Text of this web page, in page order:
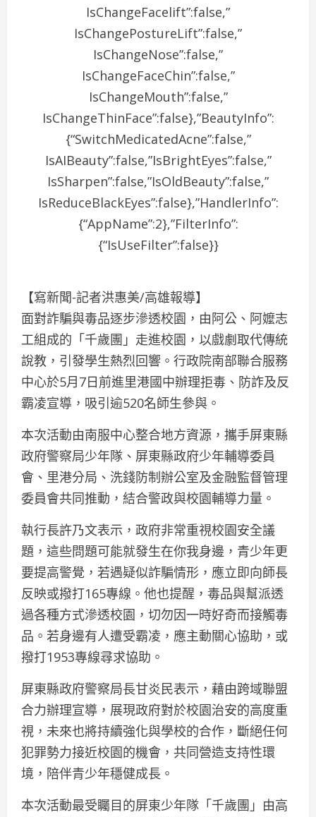
IsChangeFacelift”:false,”
IsChangePostureLift”:false,”
IsChangeNose”:false,”
IsChangeFaceChin”:false,”
IsChangeMouth”:false,”
IsChangeThinFace”:false},”BeautyInfo”:
{“SwitchMedicatedAcne”:false,”
IsAIBeauty”:false,”IsBrightEyes”:false,”
IsSharpen”:false,”IsOldBeauty”:false,”
IsReduceBlackEyes”:false},”HandlerInfo”:
{“AppName”:2},”FilterInfo”:
{“IsUseFilter”:false}}
【寫新聞-記者洪惠美/高雄報導】
面對詐騙與毒品逐步滲透校園，由阿公、阿嬤志
工組成的「千歲團」走進校園，以戲劇取代傳統
說教，引發學生熱烈回響。行政院南部聯合服務
中心於5月7日前進里港國中辦理拒毒、防詐及反
霸凌宣導，吸引逾520名師生參與。
本次活動由南服中心整合地方資源，攜手屏東縣
政府警察局少年隊、屏東縣政府少年輔導委員
會、里港分局、洗錢防制辦公室及金融監督管理
委員會共同推動，結合警政與校園輔導力量。
執行長許乃文表示，政府非常重視校園安全議
題，這些問題可能就發生在你我身邊，青少年更
要提高警覺，若遇疑似詐騙情形，應立即向師長
反映或撥打165專線。他也提醒，毒品與幫派透
過各種方式滲透校園，切勿因一時好奇而接觸毒
品。若身邊有人遭受霸凌，應主動關心協助，或
撥打1953專線尋求協助。
屏東縣政府警察局長甘炎民表示，藉由跨域聯盟
合力辦理宣導，展現政府對於校園治安的高度重
視，未來也將持續強化與學校的合作，斷絕任何
犯罪勢力接近校園的機會，共同營造支持性環
境，陪伴青少年穩健成長。
本次活動最受矚目的屏東少年隊「千歲團」由高